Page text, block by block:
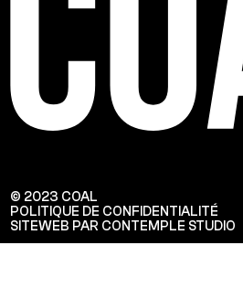
© 2023 COAL
POLITIQUE DE CONFIDENTIALITÉ
SITEWEB PAR CONTEMPLE STUDIO